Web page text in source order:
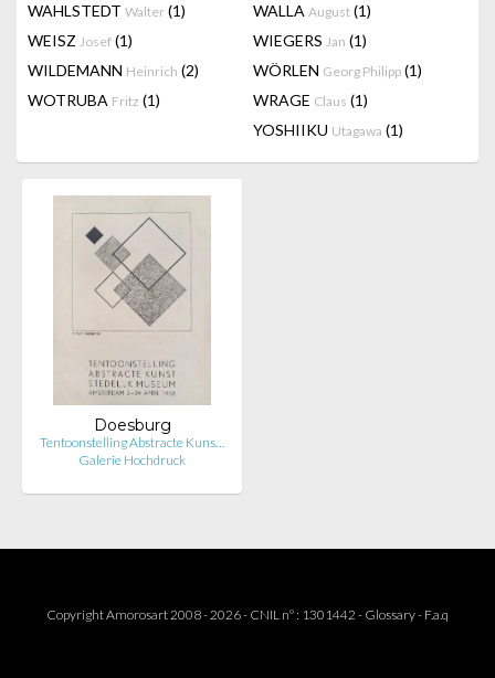
WAHLSTEDT Walter (1) WALLA August (1)
WEISZ Josef (1) WIEGERS Jan (1)
WILDEMANN Heinrich (2) WÖRLEN Georg Philipp (1)
WOTRUBA Fritz (1) WRAGE Claus (1)
YOSHIIKU Utagawa (1)
Doesburg
Tentoonstelling Abstracte Kuns…
Galerie Hochdruck
Copyright Amorosart 2008 - 2026 - CNIL n° : 1301442 - Glossary- F.a.q